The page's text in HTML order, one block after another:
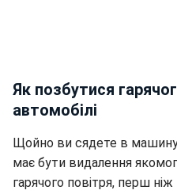
Як позбутися
автомобілі
Щойно ви сядете в
має бути видалення
гарячого повітря, перш